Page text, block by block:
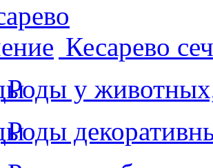
Кесарево
Роды у
Роды